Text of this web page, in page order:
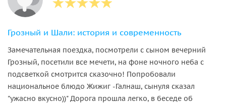
Грозный и Шали: история и современность
Замечательная поездка, посмотрели с сыном вечерний
Грозный, посетили все мечети, на фоне ночного неба с
подсветкой смотрится сказочно! Попробовали
национальное блюдо Жижиг -Галнаш, сынуля сказал
"ужасно вкусно))" Дорога прошла легко, в беседе об